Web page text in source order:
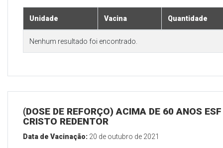
Unidade Vacina Quantidade
Nenhum resultado foi encontrado.
(DOSE DE REFORÇO) ACIMA DE 60 ANOS ESF
CRISTO REDENTOR
Data de Vacinação: 20 de outubro de 2021